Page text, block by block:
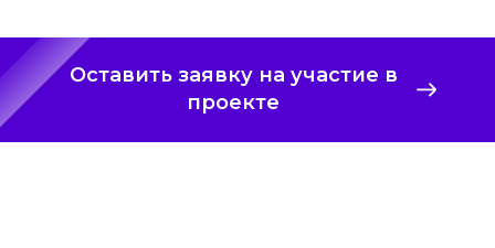
Оставить заявку на участие в
проекте